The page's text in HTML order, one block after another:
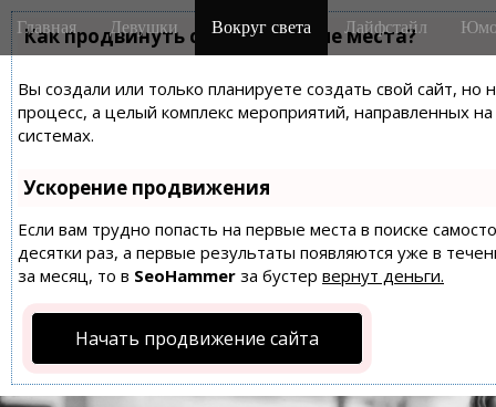
Как продвинуть сайт на первые места?
Вы создали или только планируете создать свой сайт,
процесс, а целый комплекс мероприятий, направленных
системах.
Ускорение продвижения
Если вам трудно попасть на первые места в поиске
десятки раз, а первые результаты появляются уже в
за месяц, то в SeoHammer за бустер вернут деньги.
Начать продвижение сайта
M
a
n
m
e
n
u
i
Главная Девушки Вокруг света Лайфстайл